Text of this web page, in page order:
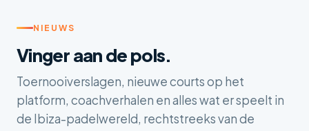
NIEUWS
Vinger aan de pols.
Toernooiverslagen, nieuwe courts op het
platform, coachverhalen en alles wat er speelt in
de Ibiza-padelwereld, rechtstreeks van de